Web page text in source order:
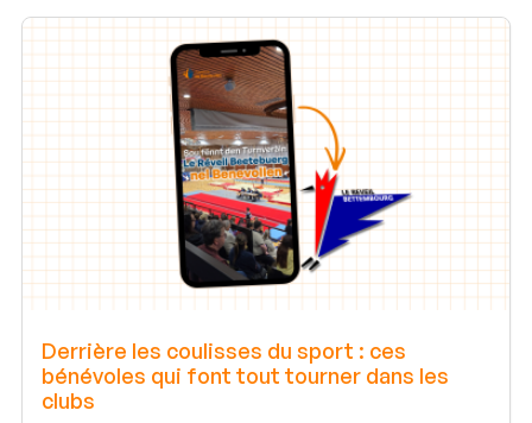
Derrière les coulisses du sport : ces
bénévoles qui font tout tourner dans les
clubs